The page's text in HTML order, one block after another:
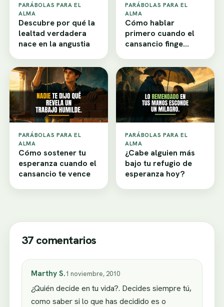
PARÁBOLAS PARA EL
ALMA
Descubre por qué la
lealtad verdadera
nace en la angustia
PARÁBOLAS PARA EL
ALMA
Cómo hablar
primero cuando el
cansancio finge
PARÁBOLAS PARA EL
ALMA
Cómo sostener tu
esperanza cuando el
cansancio te vence
PARÁBOLAS PARA EL
ALMA
¿Cabe alguien más
bajo tu refugio de
esperanza hoy?
37 comentarios
Marthy S.1 noviembre, 2010
¿Quién decide en tu vida?. Decides siempre tú,
como saber si lo que has decidido es o